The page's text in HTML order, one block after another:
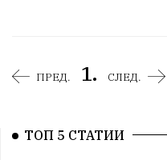
ПРЕД. 1. СЛЕД.
ТОП 5 СТАТИИ